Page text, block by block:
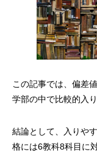
この記事では、偏差
学部の中で比較的入
結論として、入りや
格には6教科8科目に